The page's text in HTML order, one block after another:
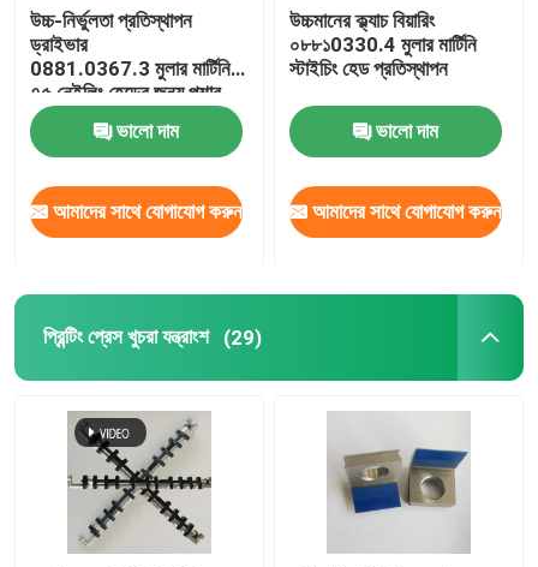
উচ্চ-নির্ভুলতা প্রতিস্থাপন
ড্রাইভার
0881.0367.3 মুলার মার্টিনি
৭৫ নেইলিং হেডের জন্য পুশার
ভালো দাম
আমাদের সাথে যোগাযোগ করুন
উচ্চমানের ক্ল্যাচ বিয়ারিং
০৮৮১0330.4 মুলার মার্টিনি
স্টাইচিং হেড প্রতিস্থাপন
ভালো দাম
আমাদের সাথে যোগাযোগ করুন
প্রিন্টিং প্রেস খুচরা যন্ত্রাংশ (29)